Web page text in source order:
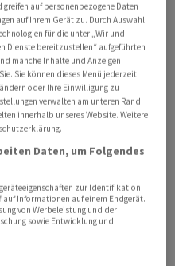
gemäss der
Liegenschaften in
Dietikon (ZH) mit einem
Franken
zwei kleinere
(GR) und Beromünster
fokussiert auf
Schweiz. Das Portfolio
auf Objekte an
machen rund 60
auf personenbezogene Daten
auf Ihrem Gerät zu. Durch Auswahl
für die unter „Wir und
Dienste bereitzustellen“ aufgeführten
manche Inhalte und Anzeigen
Sie können dieses Menü jederzeit
oder Ihre Einwilligung zu
verwalten am unteren Rand
innerhalb unseres Website. Weitere
Daten, um Folgendes
zur Identifikation
Informationen auf einem Endgerät.
von Werbeleistung und der
sowie Entwicklung und